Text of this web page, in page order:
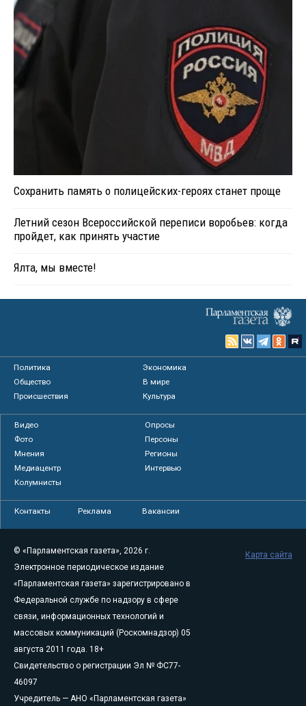
Сохранить память о полицейских-героях станет проще
Летний сезон Всероссийской переписи воробьев: когда
пройдет, как принять участие
Ялта, мы вместе!
Политика
Экономика
Общество
В мире
Происшествия
Культура
Видео
Опросы
Фото
Персоны
Мнения
Регионы
Медиацентр
Интервью
Колумнисты
Контакты Реклама Вакансии
© «Парламентская газета», 2026 г.
Электронное периодическое издание
«Парламентская газета» зарегистрировано в
Федеральной службе по надзору в сфере
связи, информационных технологий и
массовых коммуникаций (Роскомнадзор) 05
августа 2011 года. 18+
Свидетельство о регистрации Эл № ФС77-
46097
Учредитель — АНО «Парламентская газета»
Карта сайта